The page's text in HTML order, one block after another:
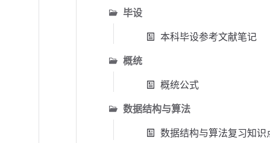
毕设
本科毕设参考文献笔记
概统
概统公式
数据结构与算法
数据结构与算法复习知识